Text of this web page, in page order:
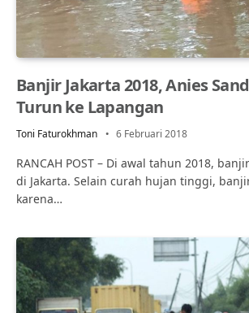
Banjir Jakarta 2018, Anies
Turun ke Lapangan
Toni Faturokhman 6 Februari 2018
RANCAH POST – Di awal tahun 2018,
di Jakarta. Selain curah hujan tinggi,
karena…